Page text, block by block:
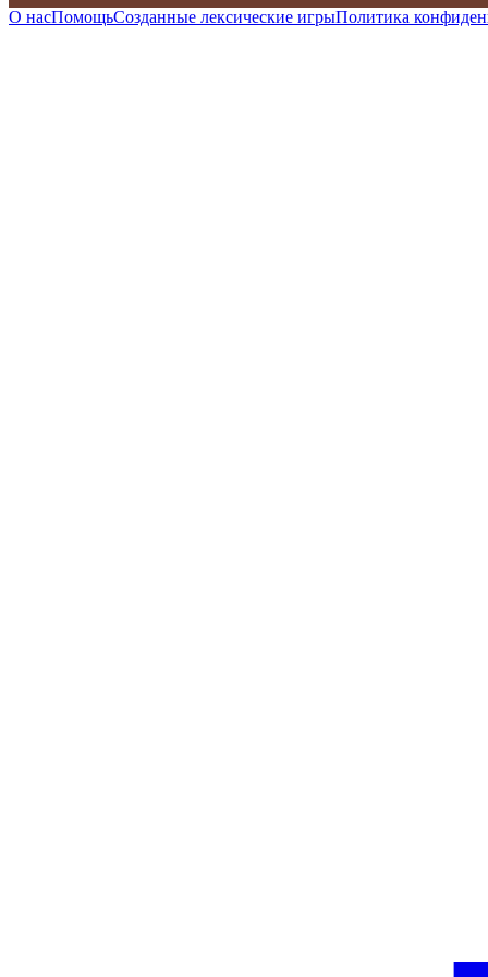
О насПомощьСозданные лексические игрыПолитика